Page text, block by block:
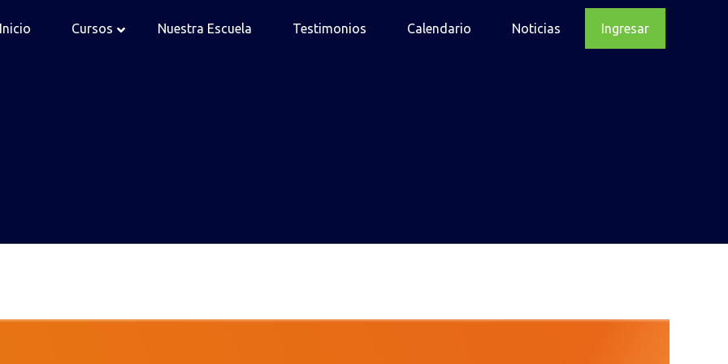
Inicio Cursos Nuestra Escuela Testimonios Calendario Noticias Ingresar